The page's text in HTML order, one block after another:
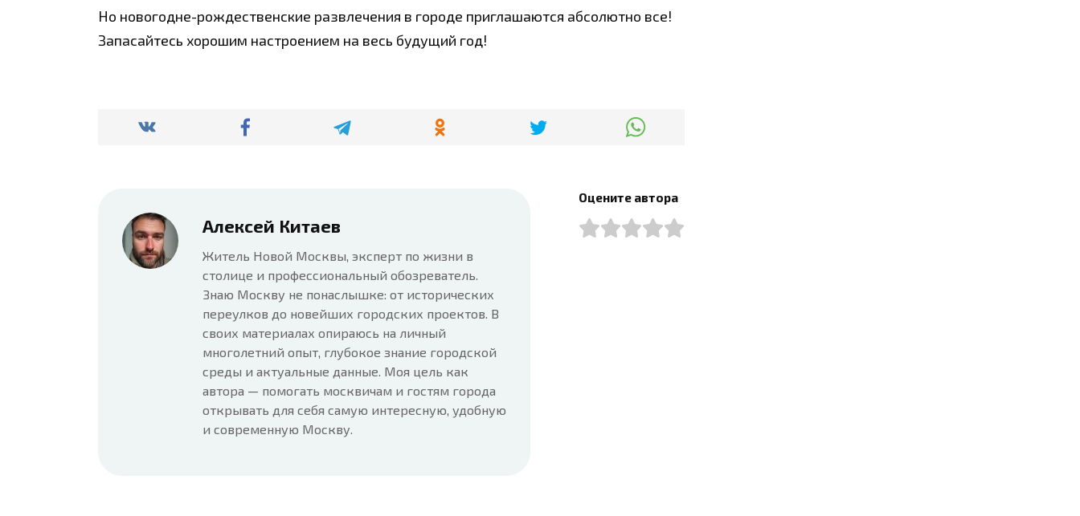
Но новогодне-рождественские развлечения в городе приглашаются абсолютно все!
Запасайтесь хорошим настроением на весь будущий год!
Алексей Китаев
Житель Новой Москвы, эксперт по жизни в
столице и профессиональный обозреватель.
Знаю Москву не понаслышке: от исторических
переулков до новейших городских проектов. В
своих материалах опираюсь на личный
многолетний опыт, глубокое знание городской
среды и актуальные данные. Моя цель как
автора — помогать москвичам и гостям города
открывать для себя самую интересную, удобную
и современную Москву.
Оцените автора